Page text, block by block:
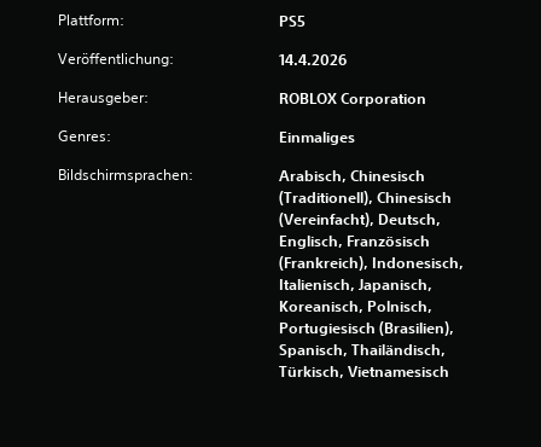
Plattform: PS5
Veröffentlichung: 14.4.2026
Herausgeber: ROBLOX Corporation
Genres: Einmaliges
Bildschirmsprachen:
Arabisch, Chinesisch
(Traditionell), Chinesisch
(Vereinfacht), Deutsch,
Englisch, Französisch
(Frankreich), Indonesisch,
Italienisch, Japanisch,
Koreanisch, Polnisch,
Portugiesisch (Brasilien),
Spanisch, Thailändisch,
Türkisch, Vietnamesisch